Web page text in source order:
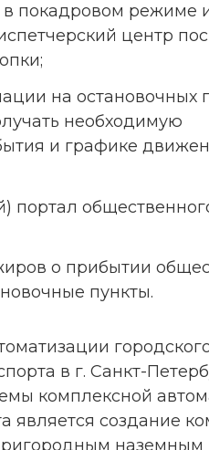
в покадровом режиме
центр
на остановочных
необходимую
и графике
портал
о прибытии
пункты.
в г. Санкт-
комплексной
является создание
наземным